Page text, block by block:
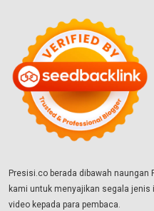
Presisi.co berada dibawah naungan
kami untuk menyajikan segala
video kepada para pembaca.